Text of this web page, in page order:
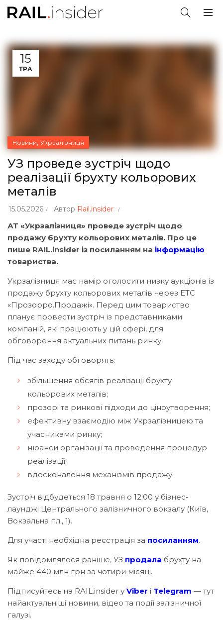
15
ТРА
Новини, Укрзалізниця
УЗ проведе зустріч щодо
реалізації брухту кольорових
металів
15.05.2026 Автор Rail.insider
АТ «Укрзалізниця» проведе зустріч щодо
продажу брухту кольорових металів. Про це
пише RAIL.insider із посиланням на інформацію
товариства.
Укрзалізниця має намір оголосити низку аукціонів із
продажу брухту кольорових металів через ЕТС
«Прозорро.Продажі». Перед цим товариство
планує провести зустріч із представниками
компаній, які працюють у цій сфері, для
обговорення актуальних питань ринку.
Під час заходу обговорять:
збільшення обсягів реалізації брухту
кольорових металів;
прозорі та ринкові підходи до ціноутворення;
ефективну взаємодію між Укрзалізницею та
учасниками ринку;
нюанси організації та проведення процедур
реалізації;
вдосконалення механізмів продажу.
Зустріч відбудеться 18 травня о 12:00 у бізнес-
лаунджі Центрального залізничного вокзалу (Київ,
Вокзальна пл., 1).
Для участі необхідна реєстрація за посиланням.
Як повідомлялося раніше, УЗ продала брухту на
майже 440 млн грн за чотири місяці.
Підписуйтесь на RAIL.insider у Viber і Telegram — тут
найактуальніші новини, відео та події залізничної
галузі.